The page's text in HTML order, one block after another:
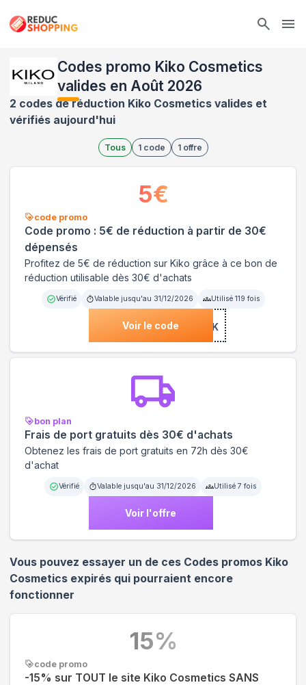
Codes promo Kiko Cosmetics
valides en Août 2026
2 codes de réduction Kiko Cosmetics valides et
vérifiés aujourd'hui
Tous 1 code 1 offre
code promo
Code promo : 5€ de réduction à partir de 30€
dépensés
Profitez de 5€ de réduction sur Kiko grâce à ce bon de
réduction utilisable dès 30€ d'achats
Vérifié Valable jusqu'au 31/12/2026 Utilisé 119 fois
Voir le code***OYKK
5€
bon plan
Frais de port gratuits dès 30€ d'achats
Obtenez les frais de port gratuits en 72h dès 30€
d'achat
Vérifié Valable jusqu'au 31/12/2026 Utilisé 7 fois
Voir l'offre
Vous pouvez essayer un de ces Codes promos Kiko
Cosmetics expirés qui pourraient encore
fonctionner
code promo
-15% sur TOUT le site Kiko Cosmetics SANS
15%